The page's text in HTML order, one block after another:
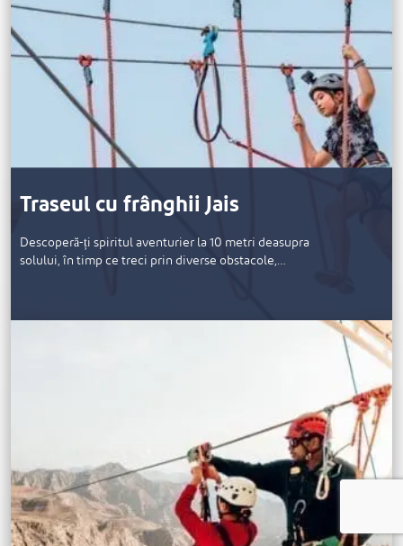
Traseul cu frânghii Jais
Descoperă-ți spiritul aventurier la 10 metri deasupra
solului, în timp ce treci prin diverse obstacole,…